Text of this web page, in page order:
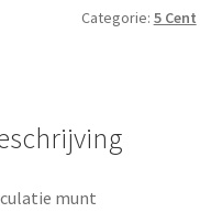
aantal
Categorie: 5 Cent
munt